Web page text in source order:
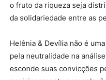
o fruto da riqueza seja
da solidariedade entre as
Helênia & Devília não é
pela neutralidade na
esconde suas convicções